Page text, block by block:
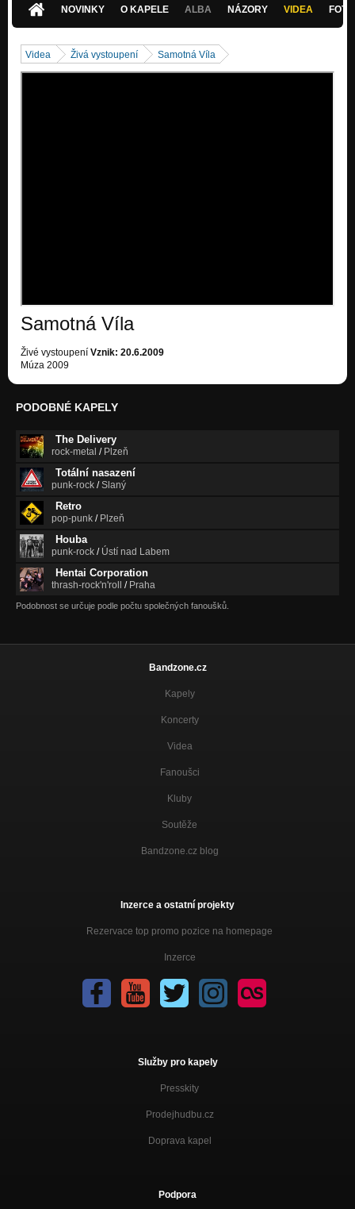
NOVINKY O KAPELE ALBA NÁZORY VIDEA
Videa Živá vystoupení Samotná Víla
Samotná Víla
Živé vystoupení Vznik: 20.6.2009
Múza 2009
PODOBNÉ KAPELY
The Delivery
rock-metal / Plzeň
Totální nasazení
punk-rock /Slaný
Retro
pop-punk / Plzeň
Houba
punk-rock / Ústí nad Labem
Hentai Corporation
thrash-rock'n'roll / Praha
Podobnost se určuje podle počtu společných fanoušků.
Bandzone.cz
Kapely
Koncerty
Videa
Fanoušci
Kluby
Soutěže
Bandzone.cz blog
Inzerce a ostatní projekty
Rezervace top promo pozice na homepage
Inzerce
Služby pro kapely
Presskity
Prodejhudbu.cz
Doprava kapel
Podpora